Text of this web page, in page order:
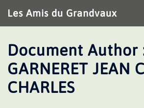
au
contenu
Les Amis du Grandvaux
Document Author
GARNERET JEAN
CHARLES